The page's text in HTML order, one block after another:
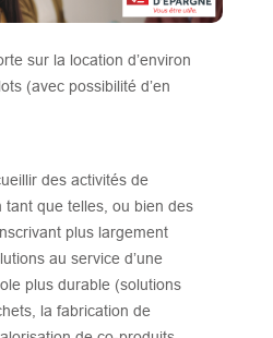
sur la location d’environ
(avec possibilité d’en
des activités de
tant que telles, ou bien des
plus largement
au service d’une
plus durable (solutions
la fabrication de